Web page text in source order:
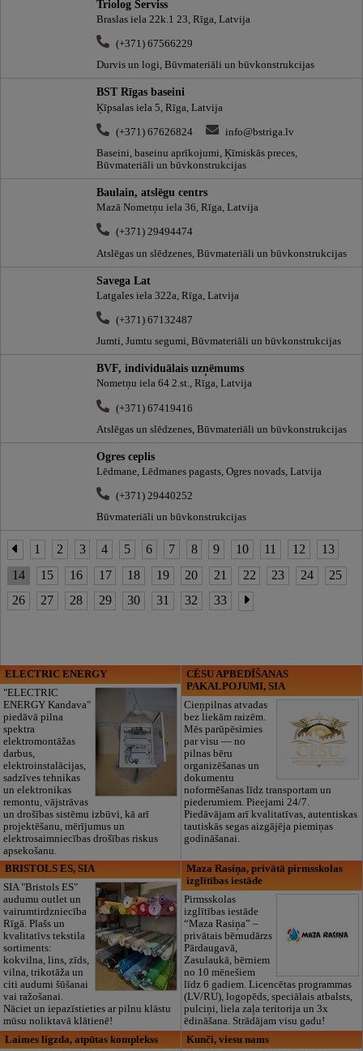
Triolog Serviss
Braslas iela 22k.1 23, Rīga, Latvija
(+371) 67566229
Durvis un logi, Būvmateriāli un būvkonstrukcijas
BST Rīgas baseini
Ķīpsalas iela 5, Rīga, Latvija
(+371) 67626824
info@bstriga.lv
Baseini, baseinu aprīkojumi, Ķīmiskās preces,
Būvmateriāli un būvkonstrukcijas
Baulain, atslēgu centrs
Mazā Nometņu iela 36, Rīga, Latvija
(+371) 29494474
Atslēgas un slēdzenes, Būvmateriāli un būvkonstrukcijas
Savega Lat
Latgales iela 322a, Rīga, Latvija
(+371) 67132487
Jumti, Jumtu segumi, Būvmateriāli un būvkonstrukcijas
BVF, individuālais uzņēmums
Nometņu iela 64 2.st., Rīga, Latvija
(+371) 67419416
Atslēgas un slēdzenes, Būvmateriāli un būvkonstrukcijas
Ogres ceplis
Lēdmane, Lēdmanes pagasts, Ogres novads, Latvija
(+371) 29440252
Būvmateriāli un būvkonstrukcijas
1 2 3 4 5 6 7 8 9 10 11 12
13
14
15 16 17 18 19 20 21 22 23 24
25
26
27 28 29 30 31 32 33
ELECTRIC ENERGY
"ELECTRIC
ENERGY Kandava"
piedāvā pilna
spektra
elektromontāžas
darbus,
elektroinstalācijas,
sadzīves tehnikas
un elektronikas
remontu, vājstrāvas
un drošības sistēmu izbūvi, kā arī
projektēšanu, mērījumus un
elektrosaimniecības drošības riskus
apsekošanu.
CĒSU APBEDĪŠANAS
PAKALPOJUMI, SIA
Cieņpilnas atvadas
bez liekām raizēm.
Mēs parūpēsimies
par visu — no
pilnas bēru
organizēšanas un
dokumentu
noformēšanas līdz transportam un
piederumiem. Pieejami 24/7.
Piedāvājam arī kvalitatīvas, autentiskas
tautiskās segas aizgājēja piemiņas
godināšanai.
BRISTOLS ES, SIA
SIA "Bristols ES"
audumu outlet un
vairumtirdzniecība
Rīgā. Plašs un
kvalitatīvs tekstila
sortiments:
kokvilna, lins, zīds,
vilna, trikotāža un
citi audumi šūšanai
vai ražošanai.
Nāciet un iepazīstieties ar pilnu klāstu
mūsu noliktavā klātienē!
Maza Rasiņa, privātā pirmsskolas
izglītības iestāde
Pirmsskolas
izglītības iestāde
“Maza Rasiņa” –
privātais bērnudārzs
Pārdaugavā,
Zasulaukā, bērniem
no 10 mēnešiem
līdz 6 gadiem. Licencētas programmas
(LV/RU), logopēds, speciālais atbalsts,
pulciņi, liela zaļa teritorija un 3x
ēdināšana. Strādājam visu gadu!
Laimes ligzda, atpūtas komplekss
Kunči, viesu nams